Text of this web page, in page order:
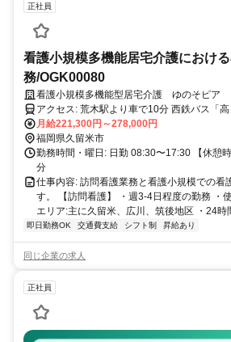
正社員
看護小規模多機能居宅介護におけ
務/OGK00080
看護小規模多機能型居宅介護 ゆのそピア
アクセス: 荒木駅より車で10分 西鉄バス「高良台」バス停から徒歩8
分 ［アクセス詳細］ https://www.kyueikai.jp/
月給221,300円～278,000円
福岡県久留米市
勤務時間・曜日: 日勤 08:30〜17:30 【休憩
分
仕事内容: 訪問看護業務と看護小規模での看
す。 【訪問看護】 ・週3-4日程度の勤務 ・
エリア:主に久留米、広川、筑後地区 ・24時
即日勤務OK 交通費支給 シフト制 昇給あり
同じ企業の求人
正社員